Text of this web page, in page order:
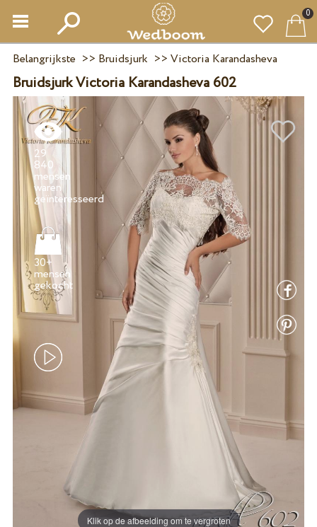
0
Belangrijkste >> Bruidsjurk >> Victoria Karandasheva
Bruidsjurk Victoria Karandasheva 602
Klik op de afbeelding om te vergroten
29
840
mensen
waren
30+
mensen